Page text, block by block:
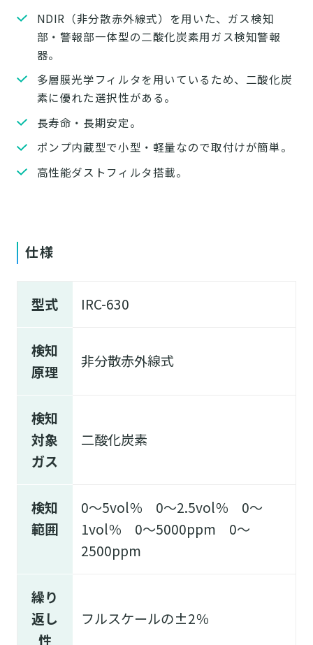
NDIR（非分散赤外線式）を用いた、ガス検知
部・警報部一体型の二酸化炭素用ガス検知警報
器。
多層膜光学フィルタを用いているため、二酸化炭
素に優れた選択性がある。
長寿命・長期安定。
ポンプ内蔵型で小型・軽量なので取付けが簡単。
高性能ダストフィルタ搭載。
仕様
型式 IRC-630
検知
原理
非分散赤外線式
検知
対象
ガス
二酸化炭素
検知
範囲
0～5vol％ 0～2.5vol％ 0～
1vol％ 0～5000ppm 0～
2500ppm
繰り
返し
性
フルスケールの±2％